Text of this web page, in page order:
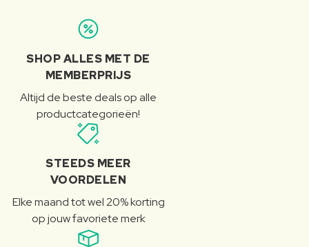
SHOP ALLES MET DE
MEMBERPRIJS
Altijd de beste deals op alle
productcategorieën!
STEEDS MEER
VOORDELEN
Elke maand tot wel 20% korting
op jouw favoriete merk